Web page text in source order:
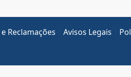
Reclamações Avisos Legais